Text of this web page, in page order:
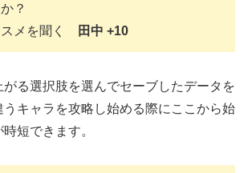
？
スメを聞く
田中 +10
る選択肢を選んでセーブしたデータを
うキャラを攻略し始める際にここから始
短できます。